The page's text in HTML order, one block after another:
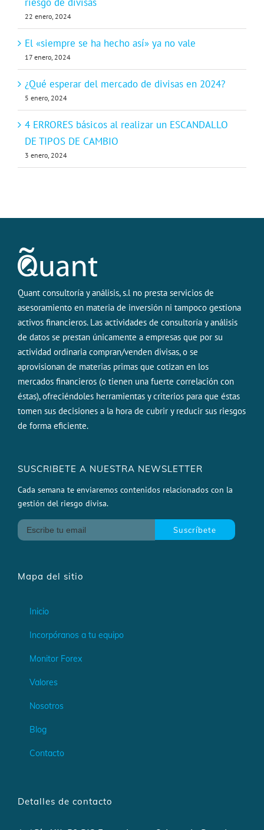
22 enero, 2024
El «siempre se ha hecho así» ya no vale
17 enero, 2024
¿Qué esperar del mercado de divisas en 2024?
5 enero, 2024
4 ERRORES básicos al realizar un ESCANDALLO
DE TIPOS DE CAMBIO
3 enero, 2024
Quant consultoría y análisis, s.l no presta servicios de
asesoramiento en materia de inversión ni tampoco gestiona
activos financieros. Las actividades de consultoría y análisis
de datos se prestan únicamente a empresas que por su
actividad ordinaria compran/venden divisas, o se
aprovisionan de materias primas que cotizan en los
mercados financieros (o tienen una fuerte correlación con
éstas), ofreciéndoles herramientas y criterios para que éstas
tomen sus decisiones a la hora de cubrir y reducir sus riesgos
de forma eficiente.
SUSCRIBETE A NUESTRA NEWSLETTER
Cada semana te enviaremos contenidos relacionados con la
gestión del riesgo divisa.
Mapa del sitio
Inicio
Incorpóranos a tu equipo
Monitor Forex
Valores
Nosotros
Blog
Contacto
Detalles de contacto